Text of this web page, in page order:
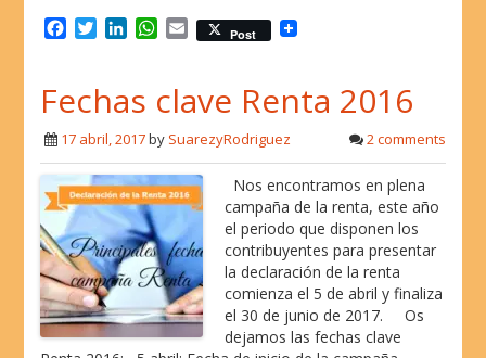
e
b
o
o
k
T
t
t
e
r
k
e
d
I
n
W
t
s
A
p
p
E
i
l
Post
Fechas clave Renta 2016
17 abril, 2017by SuarezyRodriguez 2 comments
Nos encontramos en plena
campaña de la renta, este año
el periodo que disponen los
contribuyentes para presentar
la declaración de la renta
comienza el 5 de abril y finaliza
el 30 de junio de 2017. Os
dejamos las fechas clave